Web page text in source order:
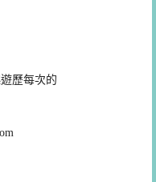
歷每次的